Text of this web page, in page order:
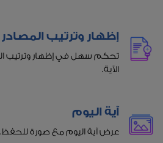
إظهار وترتيب المصادر
تحكم سهل في إظهار وترتيب
الآية.
آية اليوم
عرض آية اليوم مع صورة للحفظ.